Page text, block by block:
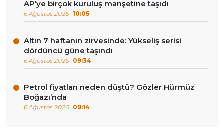
AP’ye birçok kuruluş manşetine taşıdı
6 Ağustos 2026 10:05
Altın 7 haftanın zirvesinde: Yükseliş serisi
dördüncü güne taşındı
6 Ağustos 2026 09:34
Petrol fiyatları neden düştü? Gözler Hürmüz
Boğazı’nda
6 Ağustos 2026 09:14